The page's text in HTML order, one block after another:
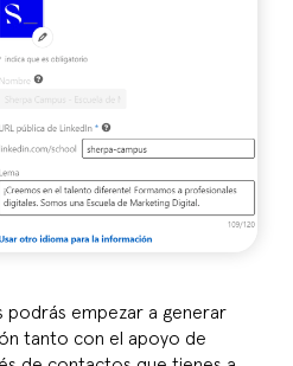
podrás empezar a generar
tanto con el apoyo de